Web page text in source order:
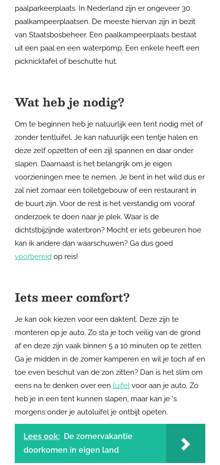
paalparkeerplaats. In Nederland zijn er ongeveer 30
paalkampeerplaatsen. De meeste hiervan zijn in bezit
van Staatsbosbeheer. Een paalkampeerplaats bestaat
uit een paal en een waterpomp. Een enkele heeft een
picknicktafel of beschutte hut.
Wat heb je nodig?
Om te beginnen heb je natuurlijk een tent nodig met of
zonder tentluifel. Je kan natuurlijk een tentje halen en
deze zelf opzetten of een zijl spannen en daar onder
slapen. Daarnaast is het belangrijk om je eigen
voorzieningen mee te nemen. Je bent in het wild dus er
zal niet zomaar een toiletgebouw of een restaurant in
de buurt zijn. Voor de rest is het verstandig om vooraf
onderzoek te doen naar je plek. Waar is de
dichtstbijzijnde waterbron? Mocht er iets gebeuren hoe
kan ik andere dan waarschuwen? Ga dus goed
voorbereid op reis!
Iets meer comfort?
Je kan ook kiezen voor een daktent. Deze zijn te
monteren op je auto. Zo sta je toch veilig van de grond
af en deze zijn vaak binnen 5 a 10 minuten op te zetten.
Ga je midden in de zomer kamperen en wil je toch af en
toe even beschut van de zon zitten? Dan is het slim om
eens na te denken over een luifel voor aan je auto. Zo
heb je in een tent kunnen slapen, maar kan je ‘s
morgens onder je autoluifel je ontbijt opeten.
Lees ook: De zomervakantie
doorkomen in eigen land